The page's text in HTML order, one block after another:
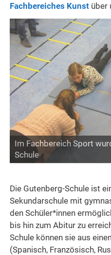
Fachbereiches Kunst über
Spannende Experimente
Gutenberg-Schule
Im Fachbereich Sport
Schule
Die Gutenberg-Schule ist
Sekundarschule mit
den Schüler*innen
bis hin zum Abitur zu
Schule können sie aus
(Spanisch, Französisch,